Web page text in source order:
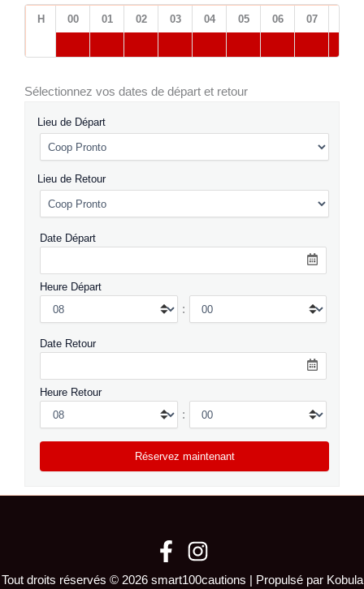
H 00 01 02 03 04 05 06 07
Sélectionnez vos dates de départ et retour
Lieu de Départ
Lieu de Retour
Date Départ
Heure Départ
:
Date Retour
Heure Retour
:
Tout droits réservés © 2026 smart100cautions | Propulsé par Kobula